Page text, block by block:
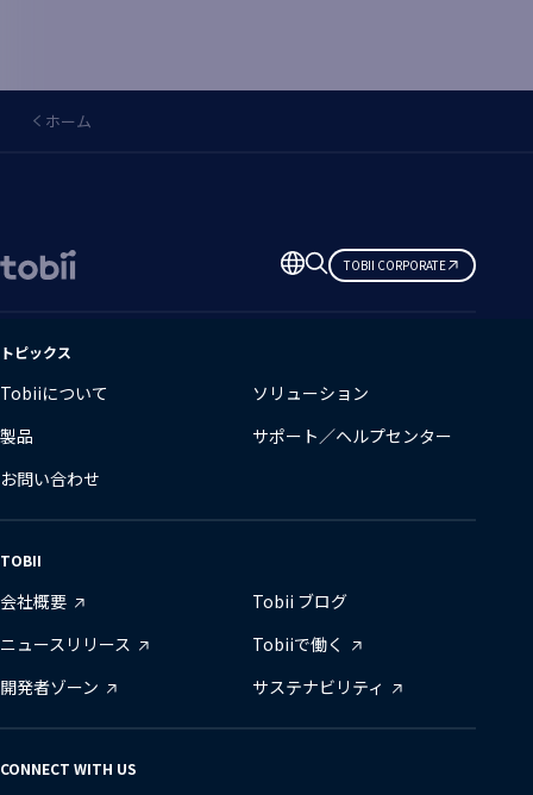
ホーム
言
語
更
TOBII CORPORATE
トピックス
Tobiiについて
ソリューション
製品
サポート／ヘルプセンター
お問い合わせ
TOBII
会社概要
Tobii ブログ
ニュースリリース
Tobiiで働く
開発者ゾーン
サステナビリティ
CONNECT WITH US